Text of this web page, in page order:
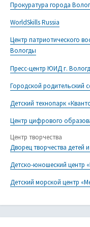
Прокуратура города
WorldSkills Russia
Центр патриотического
Вологды
Пресс-центр ЮИД г.
Городской родительский
Детский технопарк
Центр цифрового
Центр творчества
Дворец творчества детей
Детско-юношеский центр
Детский морской центр